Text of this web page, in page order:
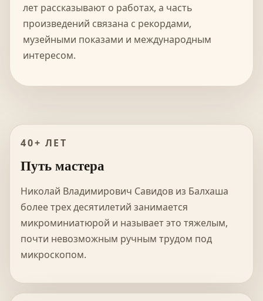
лет рассказывают о работах, а часть
произведений связана с рекордами,
музейными показами и международным
интересом.
40+ ЛЕТ
Путь мастера
Николай Владимирович Савидов из Балхаша
более трех десятилетий занимается
микроминиатюрой и называет это тяжелым,
почти невозможным ручным трудом под
микроскопом.